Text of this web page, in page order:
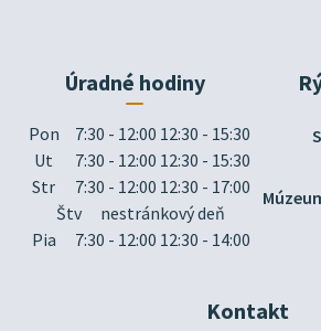
Úradné hodiny
Pon
7:30 - 12:00 12:30 - 15:30
Ut
7:30 - 12:00 12:30 - 15:30
Str
7:30 - 12:00 12:30 - 17:00
Štv
nestránkový deň
Pia
7:30 - 12:00 12:30 - 14:00
Kontakt